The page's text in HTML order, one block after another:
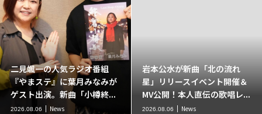
二見颯一の人気ラジオ番組
『やまステ』に葉月みなみが
ゲスト出演。新曲「小樽終...
2026.08.06 News
岩本公水が新曲「北の流れ
星」リリースイベント開催＆
MV公開！本人直伝の歌唱レ...
2026.08.06 News